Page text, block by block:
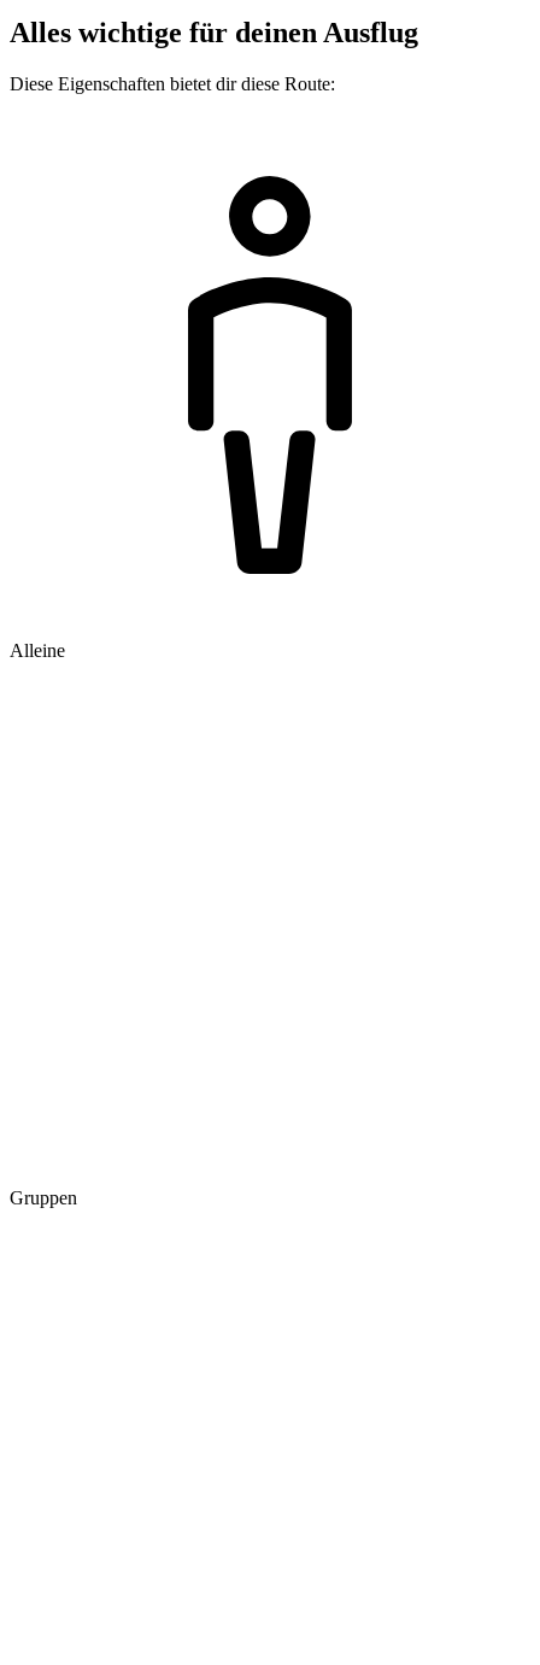
Alles wichtige für deinen Ausflug
Diese Eigenschaften bietet dir diese Route:
Alleine
Gruppen